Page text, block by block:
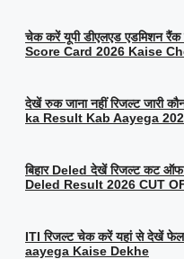
चेक करें यूपी डीएलएड एडमिशन
Score Card 2026 Kaise
देखें रुक जाना नहीं रिजल्ट जारी
ka Result Kab Aayega
बिहार Deled देखें रिजल्ट कट
Deled Result 2026 CUT
ITI रिजल्ट चेक करें यहां से देखें
aayega Kaise Dekhe